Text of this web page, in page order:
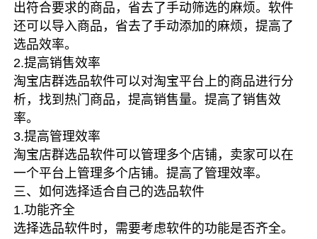
出符合要求的商品，省去了手动筛选的麻烦。软件
还可以导入商品，省去了手动添加的麻烦，提高了
选品效率。
2.提高销售效率
淘宝店群选品软件可以对淘宝平台上的商品进行分
析，找到热门商品，提高销售量。提高了销售效
率。
3.提高管理效率
淘宝店群选品软件可以管理多个店铺，卖家可以在
一个平台上管理多个店铺。提高了管理效率。
三、如何选择适合自己的选品软件
1.功能齐全
选择选品软件时，需要考虑软件的功能是否齐全。